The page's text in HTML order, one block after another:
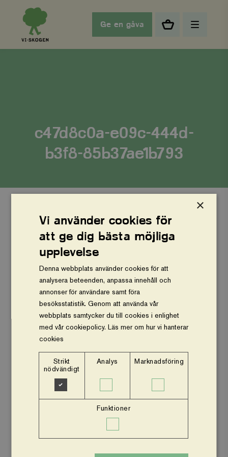
Ge en gåva
c47d8c0a-e09c-444d-
b3f8-85b37ae1b793
Vårt arbete
Om oss
Vår ekonomi
Stöd oss
Om webbplatsen
Facebook Instagram
Insamlingsstiftelsen Vi planterar träd
×
Vi använder cookies för
att ge dig bästa möjliga
upplevelse
Denna webbplats använder cookies för att
analysera beteenden, anpassa innehåll och
annonser för användare samt föra
besöksstatistik. Genom att använda vår
webbplats samtycker du till cookies i enlighet
med vår cookiepolicy.Läs mer om hur vi hanterar
cookies
Strikt
nödvändigt
Analys Marknadsföring
Funktioner